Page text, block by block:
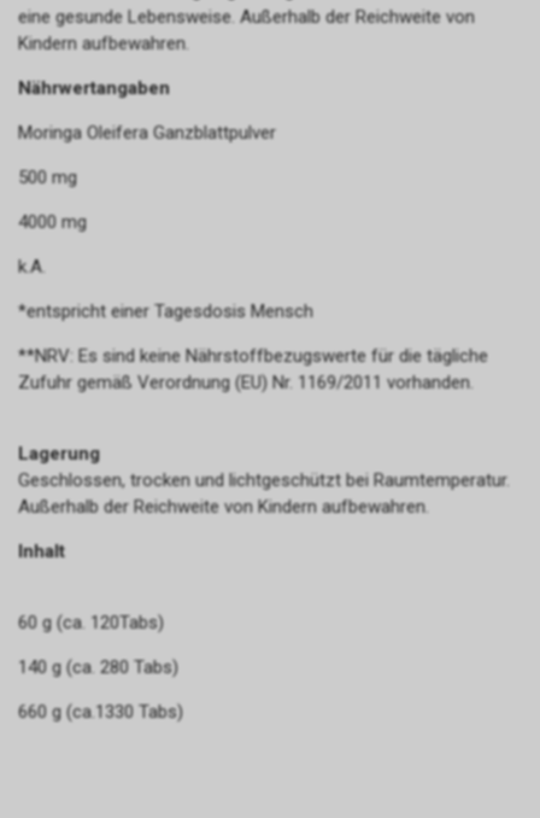
eine gesunde Lebensweise. Außerhalb der Reichweite von
Kindern aufbewahren.
Nährwertangaben
Moringa Oleifera Ganzblattpulver
500 mg
4000 mg
k.A.
*entspricht einer Tagesdosis Mensch
**NRV: Es sind keine Nährstoffbezugswerte für die tägliche
Zufuhr gemäß Verordnung (EU) Nr. 1169/2011 vorhanden.
Lagerung
Geschlossen, trocken und lichtgeschützt bei Raumtemperatur.
Außerhalb der Reichweite von Kindern aufbewahren.
Inhalt
60 g (ca. 120Tabs)
140 g (ca. 280 Tabs)
660 g (ca.1330 Tabs)